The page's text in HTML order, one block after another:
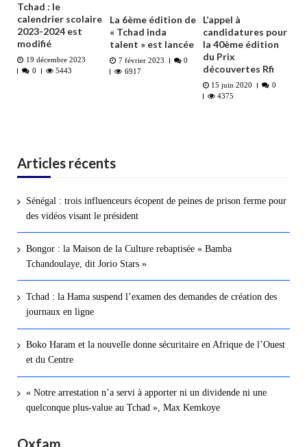
Tchad : le
calendrier scolaire
2023-2024 est
modifié
19 décembre 2023
0
5443
La 6ème édition de
« Tchad inda
talent » est lancée
7 février 2023
0
6917
L’appel à
candidatures pour
la 40ème édition
du Prix
découvertes Rfi
15 juin 2020
0
4375
Articles récents
Sénégal : trois influenceurs écopent de peines de prison ferme pour
des vidéos visant le président
Bongor : la Maison de la Culture rebaptisée « Bamba
Tchandoulaye, dit Jorio Stars »
Tchad : la Hama suspend l’examen des demandes de création des
journaux en ligne
Boko Haram et la nouvelle donne sécuritaire en Afrique de l’Ouest
et du Centre
« Notre arrestation n’a servi à apporter ni un dividende ni une
quelconque plus-value au Tchad », Max Kemkoye